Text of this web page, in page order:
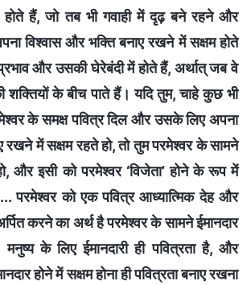
हैं, जो तब भी गवाही में दृढ़ बने रहने और
विश्वास और भक्ति बनाए रखने में सक्षम होते
और उसकी घेरेबंदी में होते हैं, अर्थात् जब वे
शक्तियों के बीच पाते हैं। यदि तुम, चाहे कुछ भी
के समक्ष पवित्र दिल और उसके लिए अपना
रखने में सक्षम रहते हो, तो तुम परमेश्वर के सामने
और इसी को परमेश्वर ‘विजेता’ होने के रूप में
परमेश्वर को एक पवित्र आध्यात्मिक देह और
करने का अर्थ है परमेश्वर के सामने ईमानदार
के लिए ईमानदारी ही पवित्रता है, और
होने में सक्षम होना ही पवित्रता बनाए रखना